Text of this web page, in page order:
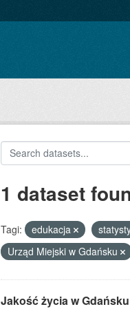
1 dataset
Tagi: edukacja
Urząd Miejski w Gdańsku
Jakość życia w Gdańsku